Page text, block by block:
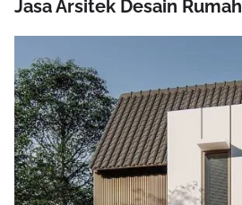
Jasa Arsitek Desain Rumah